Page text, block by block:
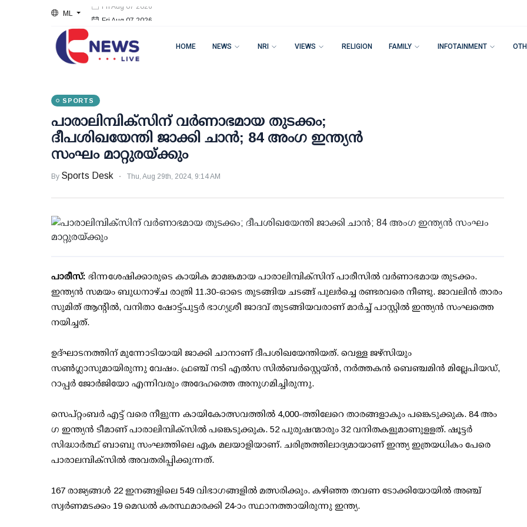
ML
HOME NEWS NRI VIEWS RELIGION FAMILY INFOTAINMENT
SPORTS
പാരാലിമ്പിക്സിന് വർണാഭമായ തുടക്കം;
ദീപശിഖയേന്തി ജാക്കി ചാൻ; 84 അം​ഗ ഇന്ത്യൻ
സംഘം മാറ്റുരയ്‌ക്കും
By Sports Desk Thu, Aug 29th, 2024, 9:14 AM
പാരീസ്: ഭിന്നശേഷിക്കാരുടെ കായിക മാമങ്കമായ പാരാലിമ്പിക്സിന് പാരീസിൽ വർണാഭമായ തുടക്കം.
ഇന്ത്യൻ സമയം ബുധനാഴ്ച രാത്രി 11.30-ഓടെ തുടങ്ങിയ ചടങ്ങ് പുലർച്ചെ രണ്ടരവരെ നീണ്ടു. ജാവലിൻ താരം
സുമിത് ആന്റിൽ, വനിതാ ഷോട്ട്പുട്ടർ ഭാഗ്യശ്രീ ജാദവ് തുടങ്ങിയവരാണ് മാർച്ച് പാസ്റ്റിൽ ഇന്ത്യൻ സംഘത്തെ
നയിച്ചത്.
ഉദ്ഘാടനത്തിന് മുന്നോടിയായി ജാക്കി ചാനാണ് ദീപശിഖയേന്തിയത്. വെള്ള ജഴ്‌സിയും
സണ്‍ഗ്ലാസുമായിരുന്നു വേഷം. ഫ്രഞ്ച് നടി എല്‍സ സില്‍ബര്‍സ്റ്റെയ്ന്‍, നർത്തകന്‍ ബെഞ്ചമിന്‍ മില്ലേപിയഡ്,
റാപ്പര്‍ ജോര്‍ജിയോ എന്നിവരും അദേഹത്തെ അനു​ഗമിച്ചിരുന്നു.
സെപ്റ്റംബർ എട്ട് വരെ നീളുന്ന കായികോത്സവത്തിൽ 4,000-ത്തിലേറെ താരങ്ങളാകും പങ്കെടുക്കുക. 84 അം​
ഗ ഇന്ത്യൻ ടീമാണ് പാരാലിമ്പിക്സിൽ പങ്കെടുക്കുക. 52 പുരുഷന്മാരും 32 വനിതകളുമാണുളളത്‌. ഷൂട്ടർ
സിദ്ധാർത്ഥ് ബാബു സംഘത്തിലെ ഏക മലയാളിയാണ്‌. ചരിത്രത്തിലാദ്യമായാണ് ഇന്ത്യ ഇത്രയധികം പേരെ
പാരാലമ്പിക്സിൽ അവതരിപ്പിക്കുന്നത്.
167 രാജ്യങ്ങൾ 22 ഇനങ്ങളിലെ 549 വിഭാഗങ്ങളിൽ മത്സരിക്കും. കഴിഞ്ഞ തവണ ടോക്കിയോയിൽ അഞ്ച്
സ്വർണമടക്കം 19 മെഡൽ കരസ്ഥമാരക്കി 24-ാം സ്ഥാനത്തായിരുന്നു ഇന്ത്യ.